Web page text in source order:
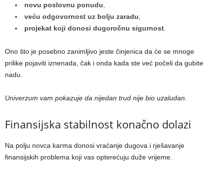
novu poslovnu ponudu
veću odgovornost uz bolju zaradu
projekat koji donosi dugoročnu sigurnost
Ono što je posebno zanimljivo jeste činjenica da će se mnoge
prilike pojaviti iznenada, čak i onda kada ste već počeli da gubite
nadu.
Univerzum vam pokazuje da nijedan trud nije bio uzaludan.
Finansijska stabilnost konačno dolazi
Na polju novca karma donosi vraćanje dugova i rješavanje
finansijskih problema koji vas opterećuju duže vrijeme.